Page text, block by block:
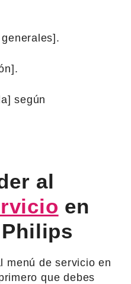
según
al
en
menú de servicio en
que debes